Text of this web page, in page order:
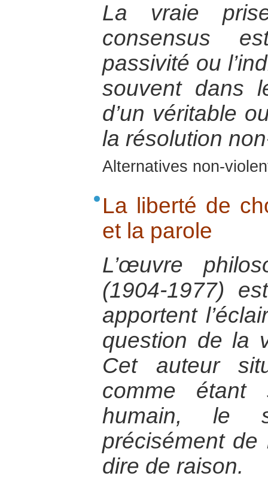
La vraie
consensus
passivité ou
souvent dans
d’un véritable
la résolution
Alternatives non-
La liberté de
et la parole
L’œuvre
(1904-1977)
apportent
question de la
Cet auteur
comme étant
humain, le
précisément de
dire de raison.